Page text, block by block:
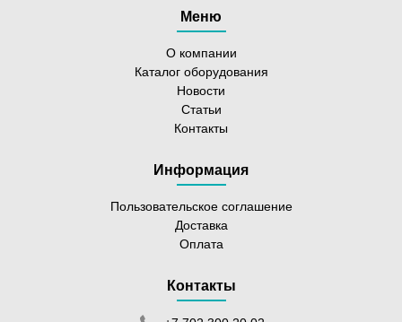
Меню
О компании
Каталог оборудования
Новости
Статьи
Контакты
Информация
Пользовательское соглашение
Доставка
Оплата
Контакты